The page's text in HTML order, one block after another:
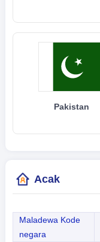
Pakistan
Acak
Maladewa Kode
negara